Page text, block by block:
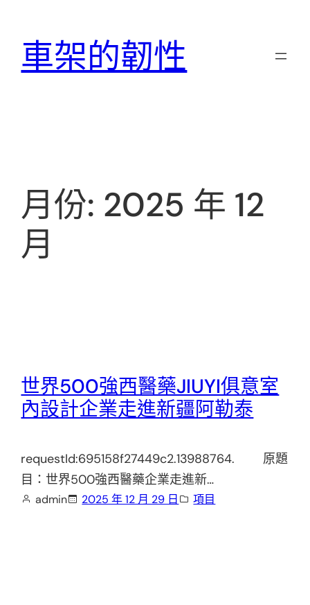
車架的韌性
月份: 2025 年 12
月
世界500強西醫藥JIUYI俱意室
內設計企業走進新疆阿勒泰
requestId:695158f27449c2.13988764. 原題
目：世界500強西醫藥企業走進新…
admin 2025 年 12 月 29 日 項目